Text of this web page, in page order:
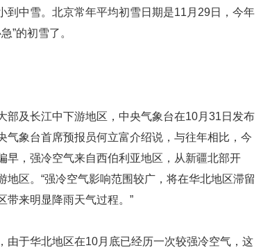
到中雪。北京常年平均初雪日期是11月29日，今年
”的初雪了。
部及长江中下游地区，中央气象台在10月31日发布
气象台首席预报员何立富介绍说，与往年相比，今
早，强冷空气来自西伯利亚地区，从新疆北部开
区。“强冷空气影响范围较广，将在华北地区滞留
带来明显降雨天气过程。”
由于华北地区在10月底已经历一次较强冷空气，这